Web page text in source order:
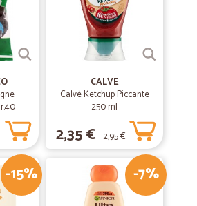
CALVE
Calvè Ketchup Piccante
250 ml
2,35 € 2,95 €
-15% -7%